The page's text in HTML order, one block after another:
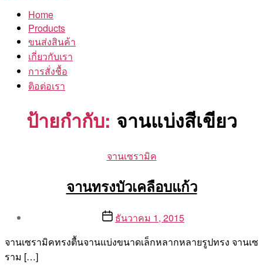
Home
Products
ขนส่งสินค้า
เกี่ยวกับเรา
การสั่งชื้อ
ติอต่อเรา
ป้ายกำกับ: จานแบ่งสีเขียว
Categories
จานเซรามิค
จานทรงบัวเคลือบแก้ว
Aea
Postธันวาคม 1, 2015
จานเซรามิคทรงตื้นจานแบ่งขนาดเล็กหลากหลายรูปทรง จานเซ
ราม […]